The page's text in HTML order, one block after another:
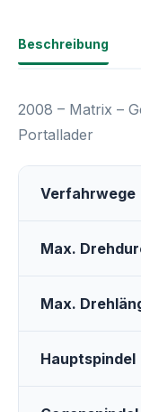
Beschreibung
2008 – Matrix –
Portallader
Verfahrwege
Max.
Max.
Hauptspindel